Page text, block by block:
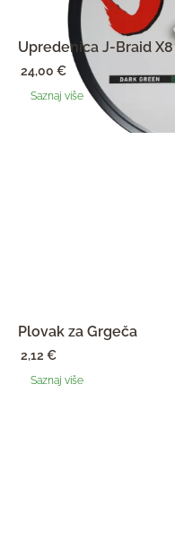
Upredenica J-Braid X8
24,00€
Saznaj više
Plovak za Grgeča
2,12€
Saznaj više